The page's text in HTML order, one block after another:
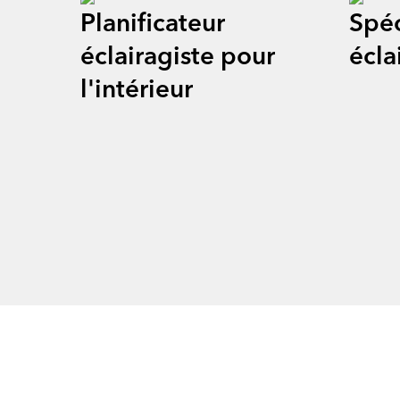
Planificateur
éclairagiste pour
l'intérieur